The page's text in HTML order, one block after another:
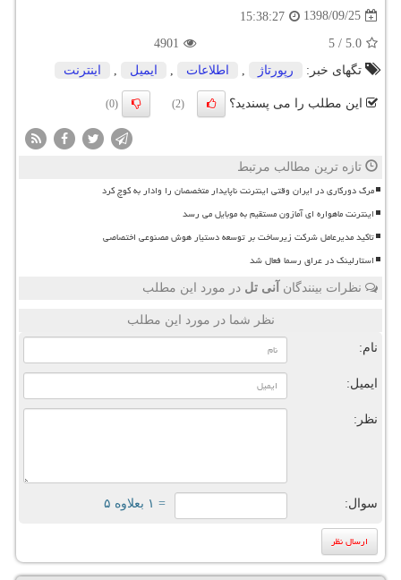
1398/09/25
15:38:27
5.0
/
5
4901
تگهای خبر:
رپورتاژ اطلاعات ایمیل اینترنت
این مطلب را می پسندید؟ (2)
(0)
تازه ترین مطالب مرتبط
مرگ دورکاری در ایران وقتی اینترنت ناپایدار متخصصان را وادار به کوچ کرد
اینترنت ماهواره ای آمازون مستقیم به موبایل می رسد
تاکید مدیرعامل شرکت زیرساخت بر توسعه دستیار هوش مصنوعی اختصاصی
استارلینک در عراق رسما فعال شد
نظرات بینندگان آنی تل در مورد این مطلب
نظر شما در مورد این مطلب
نام:
ایمیل:
نظر:
سوال: = ۱ بعلاوه ۵